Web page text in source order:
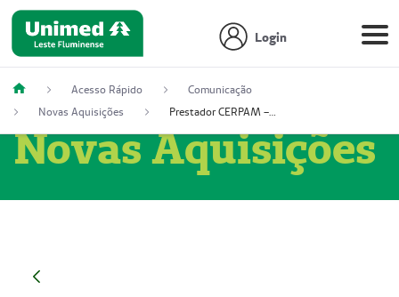
Login
Acesso Rápido
Comunicação
Novas Aquisições
Prestador CERPAM – Centro de Reabilitação S/S Ltda-ME (52004274-8)
Novas Aquisições